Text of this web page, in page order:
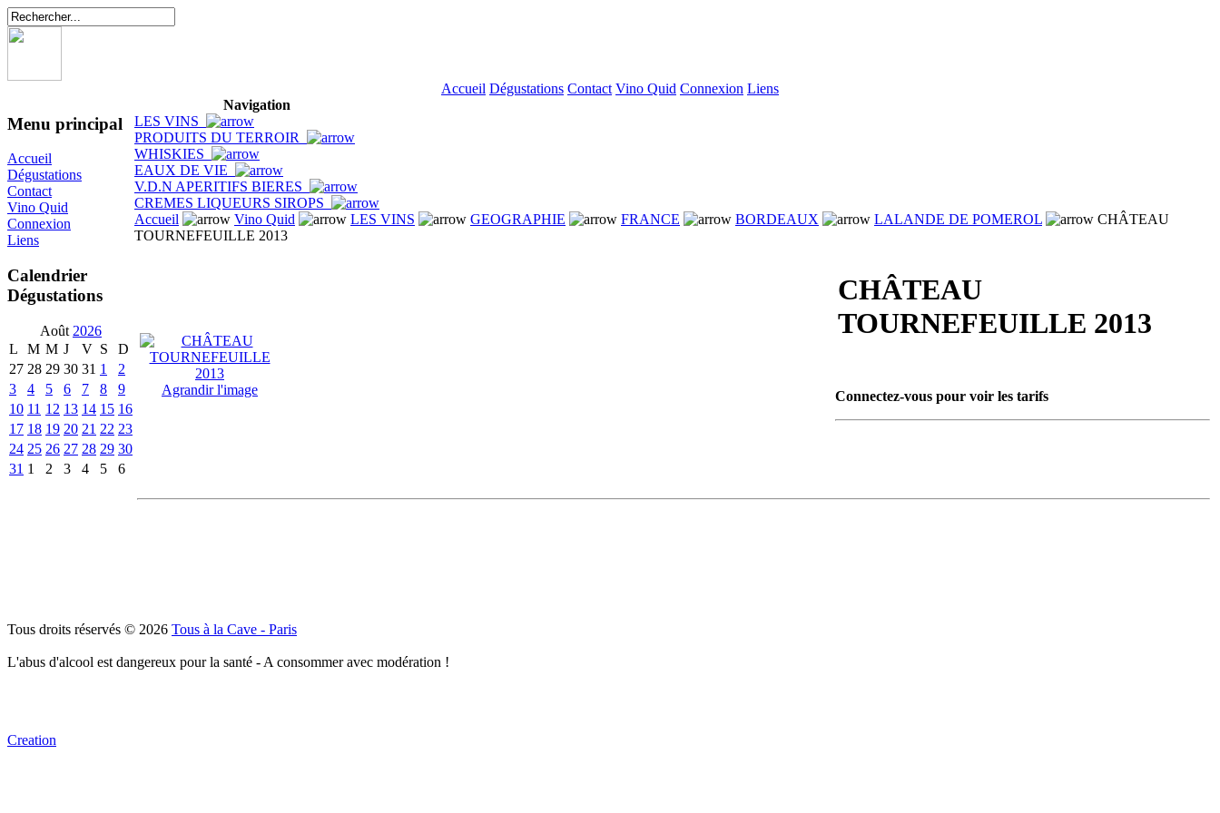
Accueil Dégustations Contact Vino Quid Connexion Liens
Menu principal
Accueil
Dégustations
Contact
Vino Quid
Connexion
Liens
Calendrier
Dégustations
Août 2026
L
M M J V S
D
27 28 29 30 31 1
2
3
4 5 6 7 8
9
10 11 12 13 14 15 16
17 18 19 20 21 22 23
24 25 26 27 28 29 30
31 1 2 3 4 5 6
Navigation
LES VINS
PRODUITS DU TERROIR
WHISKIES
EAUX DE VIE
V.D.N APERITIFS BIERES
CREMES LIQUEURS SIROPS
Accueil
Vino Quid LES VINS GEOGRAPHIE FRANCE BORDEAUX LALANDE DE POMEROL
CHÂTEAU
TOURNEFEUILLE 2013
Agrandir l'image
CHÂTEAU
TOURNEFEUILLE 2013
Connectez-vous pour voir les tarifs
Tous droits réservés © 2026 Tous à la Cave - Paris
L'abus d'alcool est dangereux pour la santé - A consommer avec modération !
Creation